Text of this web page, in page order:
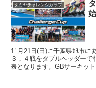
タミヤチャレンジカップ
始
11月21日(日)に千葉県旭市に
３，４戦をダブルヘッダー
表となります。GBサーキッ